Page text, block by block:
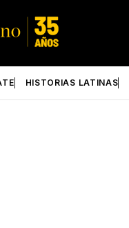
HISTORIAS LATINAS